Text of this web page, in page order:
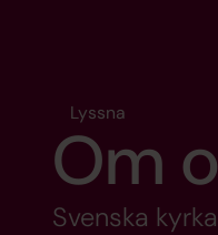
Lyssna
Om
Svenska